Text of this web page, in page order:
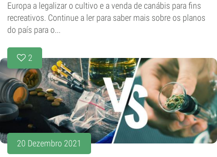
Europa a legalizar o cultivo e a venda de canábis para fins
recreativos. Continue a ler para saber mais sobre os planos
do país para o...
2
20 Dezembro 2021